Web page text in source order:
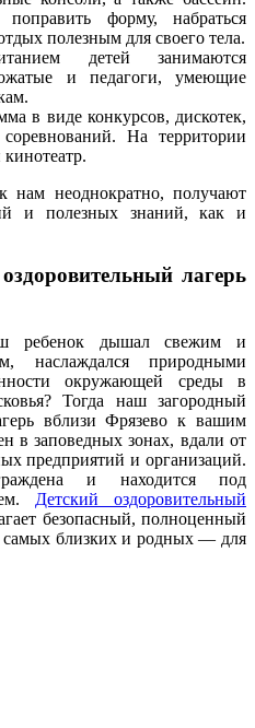
форму, набраться
полезным для своего тела.
детей занимаются
и педагоги, умеющие
в виде конкурсов, дискотек,
На территории
нам неоднократно, получают
и полезных знаний, как и
лагерь
ребенок дышал свежим и
наслаждался природными
окружающей среды в
Тогда наш загородный
вблизи Фрязево к вашим
в заповедных зонах, вдали от
предприятий и организаций.
и находится под
Детский оздоровительный
безопасный, полноценный
самых близких и родных — для